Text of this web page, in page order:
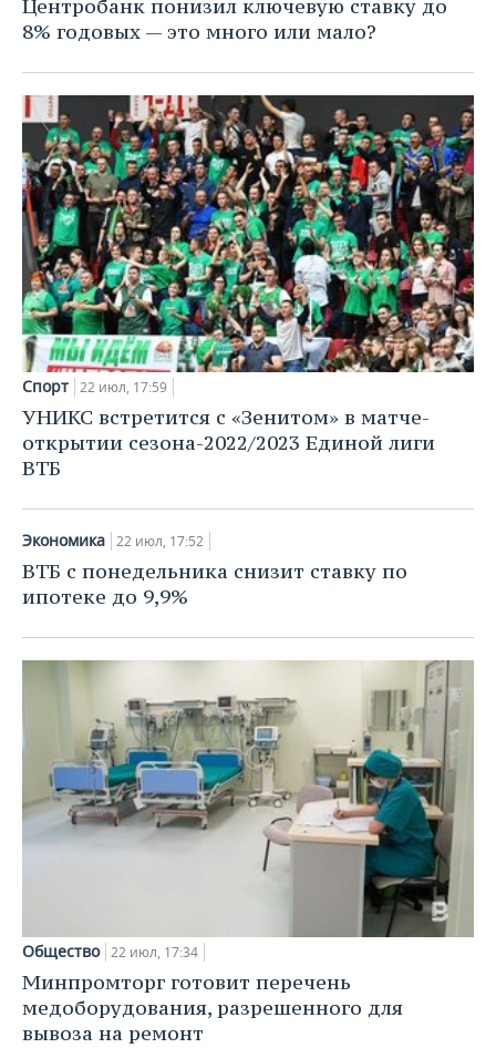
Центробанк понизил ключевую ставку до
8% годовых — это много или мало?
Спорт 22 июл, 17:59
УНИКС встретится с «Зенитом» в матче-
открытии сезона-2022/2023 Единой лиги
ВТБ
Экономика 22 июл, 17:52
ВТБ с понедельника снизит ставку по
ипотеке до 9,9%
Общество 22 июл, 17:34
Минпромторг готовит перечень
медоборудования, разрешенного для
вывоза на ремонт